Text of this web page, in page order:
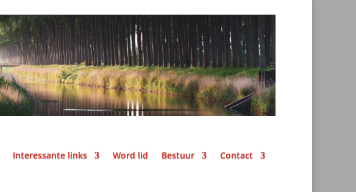
Interessante links Word lid Bestuur Contact